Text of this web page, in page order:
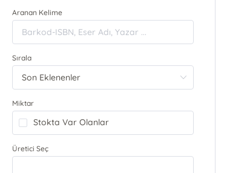
Aranan Kelime
Sırala
Miktar
Stokta Var Olanlar
Üretici Seç